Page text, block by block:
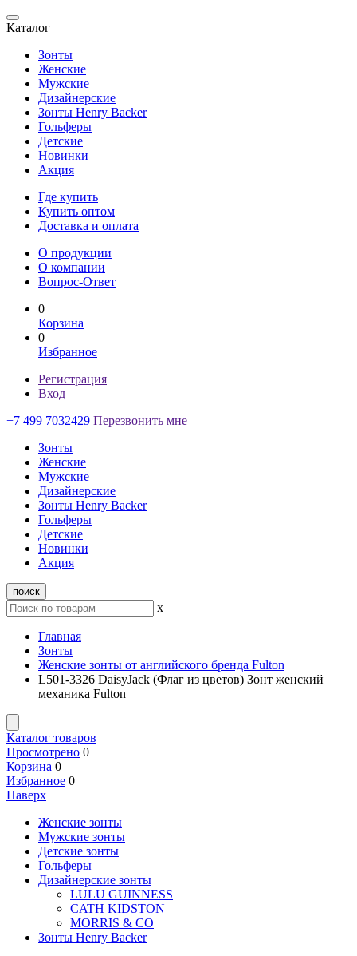
Каталог
Зонты
Женские
Мужские
Дизайнерские
Зонты Henry Backer
Гольферы
Детские
Новинки
Акция
Где купить
Купить оптом
Доставка и оплата
О продукции
О компании
Вопрос-Ответ
0
Корзина
0
Избранное
Регистрация
Вход
+7 499 7032429 Перезвонить мне
Зонты
Женские
Мужские
Дизайнерские
Зонты Henry Backer
Гольферы
Детские
Новинки
Акция
поиск
x
Главная
Зонты
Женские зонты от английского бренда Fulton
L501-3326 DaisyJack (Флаг из цветов) Зонт женский
механика Fulton
Каталог товаров
Просмотрено 0
Корзина 0
Избранное 0
Наверх
Женские зонты
Мужские зонты
Детские зонты
Гольферы
Дизайнерские зонты
LULU GUINNESS
CATH KIDSTON
MORRIS & CO
Зонты Henry Backer